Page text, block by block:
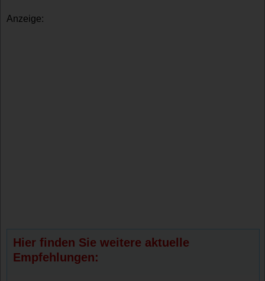
Anzeige:
Hier finden Sie weitere aktuelle
Empfehlungen: